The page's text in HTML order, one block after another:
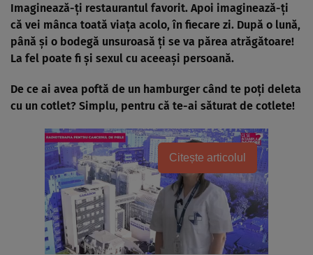
Imaginează-ţi restaurantul favorit. Apoi imaginează-ţi
că vei mânca toată viaţa acolo, în fiecare zi. După o lună,
până şi o bodegă unsuroasă ţi se va părea atrăgătoare!
La fel poate fi şi sexul cu aceeaşi persoană.
De ce ai avea poftă de un hamburger când te poţi deleta
cu un cotlet? Simplu, pentru că te-ai săturat de cotlete!
Citește articolul